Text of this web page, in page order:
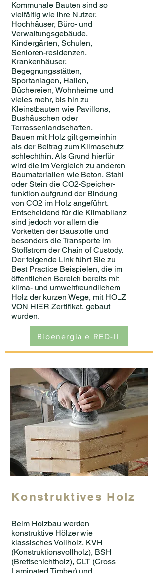
Kommunale Bauten sind so
vielfältig wie ihre Nutzer.
Hochhäuser, Büro- und
Verwaltungsgebäude,
Kindergärten, Schulen,
Senioren-residenzen,
Krankenhäuser,
Begegnungsstätten,
Sportanlagen, Hallen,
Büchereien, Wohnheime und
vieles mehr, bis hin zu
Kleinstbauten wie Pavillons,
Bushäuschen oder
Terrassenlandschaften.
Bauen mit Holz gilt gemeinhin
als der Beitrag zum Klimaschutz
schlechthin. Als Grund hierfür
wird die im Vergleich zu anderen
Baumaterialien wie Beton, Stahl
oder Stein die CO2-Speicher-
funktion aufgrund der Bindung
von CO2 im Holz angeführt.
Entscheidend für die Klimabilanz
sind jedoch vor allem die
Vorketten der Baustoffe und
besonders die Transporte im
Stoffstrom der Chain of Custody.
Der folgende Link führt Sie zu
Best Practice Beispielen, die im
öffentlichen Bereich bereits mit
klima- und umweltfreundlichem
Holz der kurzen Wege, mit HOLZ
VON HIER Zertifikat, gebaut
wurden.
Bioenergia e RED-II
Konstruktives Holz
Beim Holzbau werden
konstruktive Hölzer wie
klassisches Vollholz, KVH
(Konstruktionsvollholz), BSH
(Brettschichtholz), CLT (Cross
Laminated Timber) und